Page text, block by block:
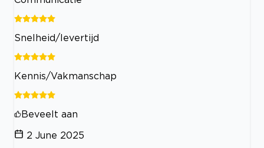
Snelheid/levertijd
Kennis/Vakmanschap
Beveelt aan
2 June 2025